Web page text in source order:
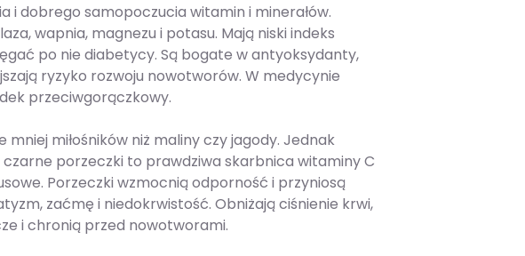
i dobrego samopoczucia witamin i minerałów.
wapnia, magnezu i potasu. Mają niski indeks
po nie diabetycy. Są bogate w antyoksydanty,
ryzyko rozwoju nowotworów. W medycynie
przeciwgorączkowy.
mniej miłośników niż maliny czy jagody. Jednak
czarne porzeczki to prawdziwa skarbnica witaminy C
Porzeczki wzmocnią odporność i przyniosą
zaćmę i niedokrwistość. Obniżają ciśnienie krwi,
i chronią przed nowotworami.